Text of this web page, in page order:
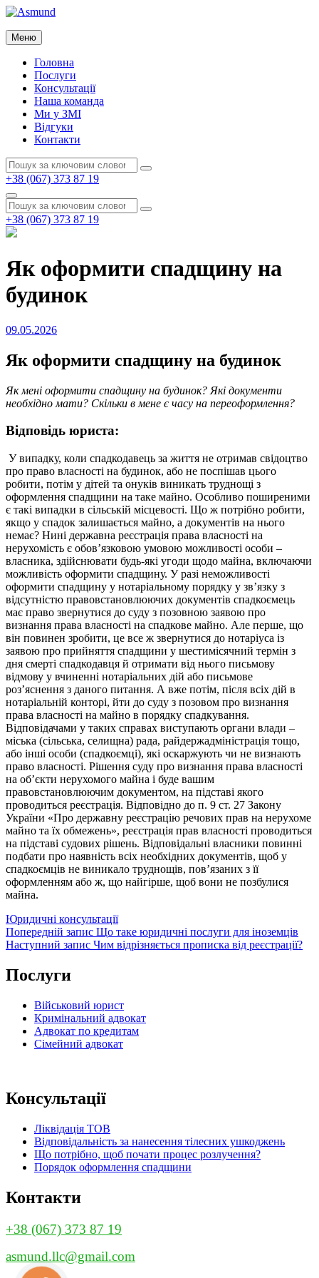
Перейти
вмісту
Asmund
Asmund
Меню
Головна
Послуги
Консультації
Наша команда
Ми у ЗМІ
Відгуки
Контакти
Пошук:
Пошук
+38 (067) 373 87 19
Пошук
Пошук:
Пошук
+38 (067) 373 87 19
Як оформити спадщину на
будинок
Опубліковано
09.05.2026
Як оформити спадщину на будинок
Як мені оформити спадщину на будинок? Які документи
необхідно мати? Скільки в мене є часу на переоформлення?
Відповідь юриста:
У випадку, коли спадкодавець за життя не отримав свідоцтво
про право власності на будинок, або не поспішав цього
робити, потім у дітей та онуків виникать труднощі з
оформлення спадщини на таке майно. Особливо поширеними
є такі випадки в сільській місцевості. Що ж потрібно робити,
якщо у спадок залишається майно, а документів на нього
немає? Нині державна реєстрація права власності на
нерухомість є обов’язковою умовою можливості особи –
власника, здійснювати будь-які угоди щодо майна, включаючи
можливість оформити спадщину. У разі неможливості
оформити спадщину у нотаріальному порядку у зв’язку з
відсутністю правовстановлюючих документів спадкоємець
має право звернутися до суду з позовною заявою про
визнання права власності на спадкове майно. Але перше, що
він повинен зробити, це все ж звернутися до нотаріуса із
заявою про прийняття спадщини у шестимісячний термін з
дня смерті спадкодавця й отримати від нього письмову
відмову у вчиненні нотаріальних дій або письмове
роз’яснення з даного питання. А вже потім, після всіх дій в
нотаріальній конторі, йти до суду з позовом про визнання
права власності на майно в порядку спадкування.
Відповідачами у таких справах виступають органи влади –
міська (сільська, селищна) рада, райдержадміністрація тощо,
або інші особи (спадкоємці), які оскаржують чи не визнають
право власності. Рішення суду про визнання права власності
на об’єкти нерухомого майна і буде вашим
правовстановлюючим документом, на підставі якого
проводиться реєстрація. Відповідно до п. 9 ст. 27 Закону
України «Про державну реєстрацію речових прав на нерухоме
майно та їх обмежень», реєстрація прав власності проводиться
на підставі судових рішень. Відповідальні власники повинні
подбати про наявність всіх необхідних документів, щоб у
спадкоємців не виникало труднощів, пов’язаних з її
оформленням або ж, що найгірше, щоб вони не позбулися
майна.
Категорії
Юридичні консультації
Навігація
записів
Попередній
запис
Попередній запис Що таке юридичні послуги для іноземців
Наступний
Наступний запис Чим відрізняється прописка від реєстрації?
Послуги
Військовий юрист
Кримінальний адвокат
Адвокат по кредитам
Сімейний адвокат
Консультації
Ліквідація ТОВ
Відповідальність за нанесення тілесних ушкоджень
Що потрібно, щоб почати процес розлучення?
Порядок оформлення спадщини
Контакти
+38 (067) 373 87 19
asmund.llc@gmail.com